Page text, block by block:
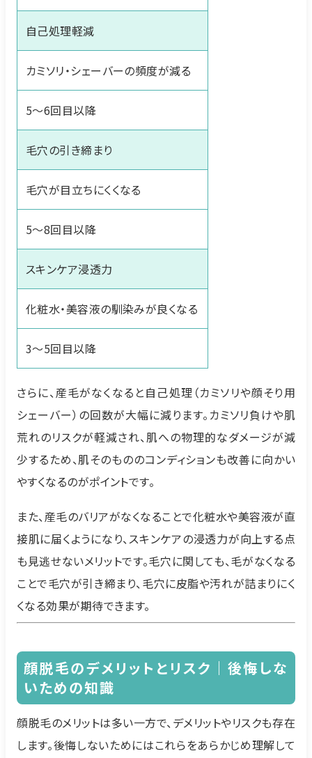
自己処理軽減
カミソリ・シェーバーの頻度が減る
5〜6回目以降
毛穴の引き締まり
毛穴が目立ちにくくなる
5〜8回目以降
スキンケア浸透力
化粧水・美容液の馴染みが良くなる
3〜5回目以降
さらに、産毛がなくなると自己処理（カミソリや顔そり用
シェーバー）の回数が大幅に減ります。カミソリ負けや肌
荒れのリスクが軽減され、肌への物理的なダメージが減
少するため、肌そのもののコンディションも改善に向かい
やすくなるのがポイントです。
また、産毛のバリアがなくなることで化粧水や美容液が直
接肌に届くようになり、スキンケアの浸透力が向上する点
も見逃せないメリットです。毛穴に関しても、毛がなくなる
ことで毛穴が引き締まり、毛穴に皮脂や汚れが詰まりにく
くなる効果が期待できます。
顔脱毛のデメリットとリスク｜後悔しな
いための知識
顔脱毛のメリットは多い一方で、デメリットやリスクも存在
します。後悔しないためにはこれらをあらかじめ理解して